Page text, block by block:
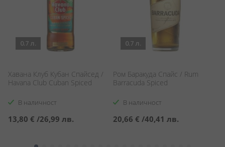
0.7 л.
Хавана Клуб Кубан Спайсед /
Havana Club Cuban Spiced
В наличност
13,80 € /26,99 лв.
0.7 л.
Ром Баракуда Спайс / Rum
Barracuda Spiced
В наличност
20,66 € /40,41 лв.